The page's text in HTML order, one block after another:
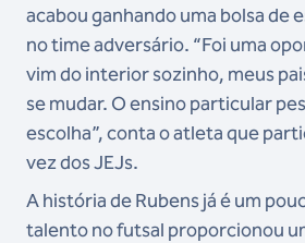
acabou ganhando uma bolsa de
no time adversário. “Foi uma
vim do interior sozinho, meus
se mudar. O ensino particular
escolha”, conta o atleta que
vez dos JEJs.
A história de Rubens já é um
talento no futsal proporcionou